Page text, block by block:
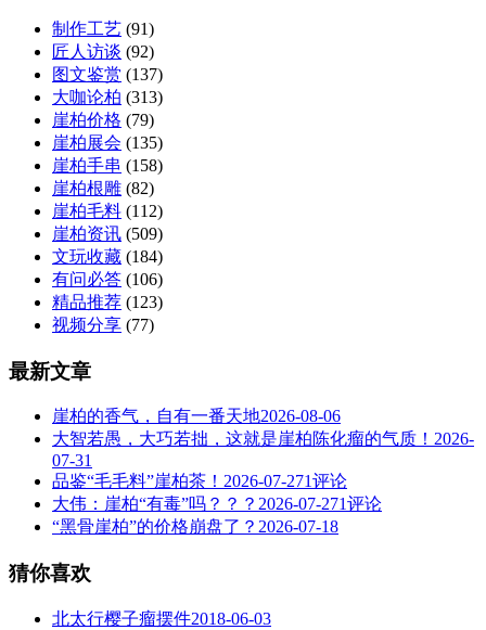
制作工艺 (91)
匠人访谈 (92)
图文鉴赏 (137)
大咖论柏 (313)
崖柏价格 (79)
崖柏展会 (135)
崖柏手串 (158)
崖柏根雕 (82)
崖柏毛料 (112)
崖柏资讯 (509)
文玩收藏 (184)
有问必答 (106)
精品推荐 (123)
视频分享 (77)
最新文章
崖柏的香气，自有一番天地2026-08-06
大智若愚，大巧若拙，这就是崖柏陈化瘤的气质！ 2026-
07-31
品鉴“毛毛料”崖柏茶！ 2026-07-271评论
大伟：崖柏“有毒”吗？？？ 2026-07-271评论
“黑骨崖柏”的价格崩盘了？ 2026-07-18
猜你喜欢
北太行樱子瘤摆件2018-06-03